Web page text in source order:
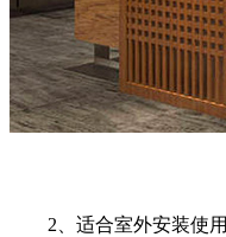
2、适合室外安装使用